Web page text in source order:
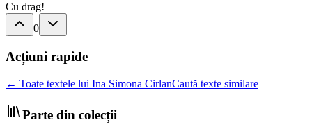
Cu drag!
0
Acțiuni rapide
← Toate textele lui Ina Simona CirlanCaută texte similare
Parte din colecții